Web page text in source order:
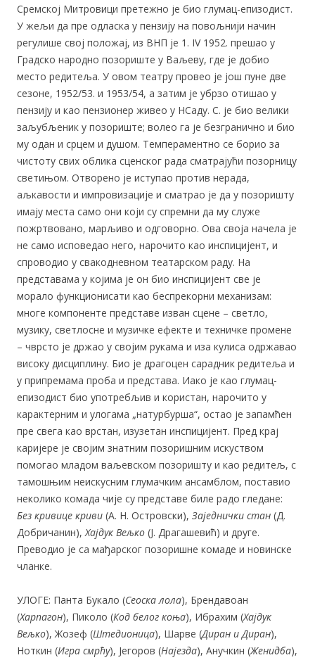
Сремској Митровици претежно је био глумац-епизодист.
У жељи да пре одласка у пензију на повољнији начин
регулише свој положај, из ВНП је 1. IV 1952. прешао у
Градско народно позориште у Ваљеву, где је добио
место редитеља. У овом театру провео је још пуне две
сезоне, 1952/53. и 1953/54, а затим је убрзо отишао у
пензију и као пензионер живео у НСаду. С. је био велики
заљубљеник у позориште; волео га је безгранично и био
му одан и срцем и душом. Темпераментно се борио за
чистоту свих облика сценског рада сматрајући позорницу
светињом. Отворено је иступао против нерада,
аљкавости и импровизације и сматрао је да у позоришту
имају места само они који су спремни да му служе
пожртвовано, марљиво и одговорно. Ова своја начела је
не само исповедао него, нарочито као инспицијент, и
спроводио у свакодневном театарском раду. На
представама у којима је он био инспицијент све је
морало функционисати као беспрекорни механизам:
многе компоненте представе изван сцене – светло,
музику, светлосне и музичке ефекте и техничке промене
– чврсто је држао у својим рукама и иза кулиса одржавао
високу дисциплину. Био је драгоцен сарадник редитеља и
у припремама проба и представа. Иако је као глумац-
епизодист био употребљив и користан, нарочито у
карактерним и улогама „натурбурша“, остао је запамћен
пре свега као врстан, изузетан инспицијент. Пред крај
каријере је својим знатним позоришним искуством
помогао младом ваљевском позоришту и као редитељ, с
тамошњим неискусним глумачким ансамблом, поставио
неколико комада чије су представе биле радо гледане:
Без кривице криви (А. Н. Островски), Заједнички стан (Д.
Добричанин),Хајдук Вељко (Ј. Драгашевић) и друге.
Преводио је са мађарског позоришне комаде и новинске
чланке.
УЛОГЕ: Панта Букало (Сеоска лола), Брендавоан
(Харпагон), Пиколо (Код белог коња), Ибрахим (Хајдук
Вељко), Жозеф (Штедионица), Шарве (Диран и Диран),
Ноткин (Игра смрћу), Јегоров (Најезда), Анучкин (Женидба),